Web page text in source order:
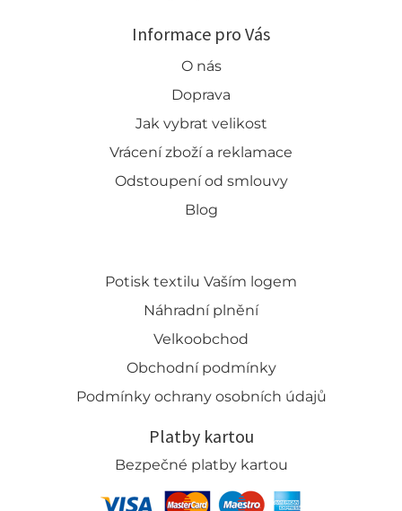
Informace pro Vás
O nás
Doprava
Jak vybrat velikost
Vrácení zboží a reklamace
Odstoupení od smlouvy
Blog
Potisk textilu Vaším logem
Náhradní plnění
Velkoobchod
Obchodní podmínky
Podmínky ochrany osobních údajů
Platby kartou
Bezpečné platby kartou